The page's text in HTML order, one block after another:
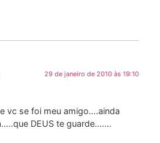
29 de janeiro de 2010 às 19:10
vc se foi meu amigo….ainda
DEUS te guarde…….